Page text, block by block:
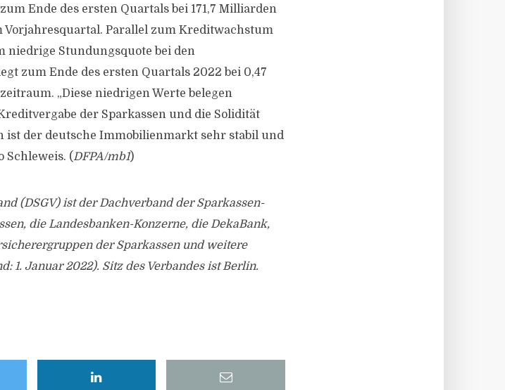
Ende des ersten Quartals bei 171,7 Milliarden
Vorjahresquartal. Parallel zum Kreditwachstum
niedrige Stundungsquote bei den
zum Ende des ersten Quartals 2022 bei 0,47
„Diese niedrigen Werte belegen
der Sparkassen und die Solidität
ist der deutsche Immobilienmarkt sehr stabil und
Schleweis. (DFPA/mb1)
(DSGV) ist der Dachverband der Sparkassen-
die Landesbanken-Konzerne, die DekaBank,
der Sparkassen und weitere
1. Januar 2022). Sitz des Verbandes ist Berlin.